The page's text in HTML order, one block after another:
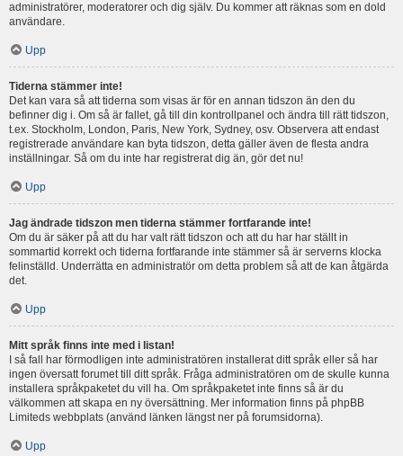
administratörer, moderatorer och dig själv. Du kommer att räknas som en dold
användare.
Upp
Tiderna stämmer inte!
Det kan vara så att tiderna som visas är för en annan tidszon än den du
befinner dig i. Om så är fallet, gå till din kontrollpanel och ändra till rätt tidszon,
t.ex. Stockholm, London, Paris, New York, Sydney, osv. Observera att endast
registrerade användare kan byta tidszon, detta gäller även de flesta andra
inställningar. Så om du inte har registrerat dig än, gör det nu!
Upp
Jag ändrade tidszon men tiderna stämmer fortfarande inte!
Om du är säker på att du har valt rätt tidszon och att du har har ställt in
sommartid korrekt och tiderna fortfarande inte stämmer så är serverns klocka
felinställd. Underrätta en administratör om detta problem så att de kan åtgärda
det.
Upp
Mitt språk finns inte med i listan!
I så fall har förmodligen inte administratören installerat ditt språk eller så har
ingen översatt forumet till ditt språk. Fråga administratören om de skulle kunna
installera språkpaketet du vill ha. Om språkpaketet inte finns så är du
välkommen att skapa en ny översättning. Mer information finns på phpBB
Limiteds webbplats (använd länken längst ner på forumsidorna).
Upp